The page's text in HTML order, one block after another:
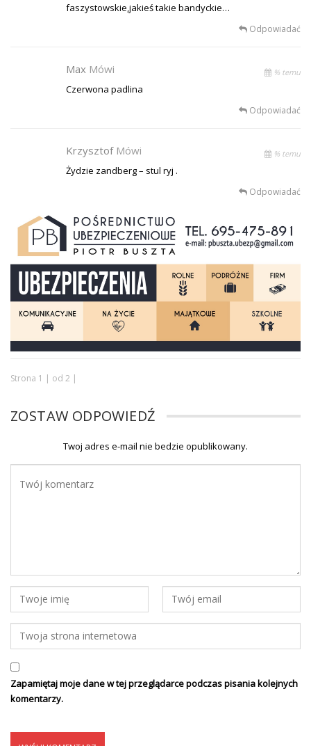
faszystowskie,jakieś takie bandyckie…
Odpowiadać
Max Mówi % temu
Czerwona padlina
Odpowiadać
Krzysztof Mówi % temu
Żydzie zandberg – stul ryj .
Odpowiadać
Strona 1 | od 2 |
ZOSTAW ODPOWIEDŹ
Twoj adres e-mail nie bedzie opublikowany.
Zapamiętaj moje dane w tej przeglądarce podczas pisania kolejnych
komentarzy.